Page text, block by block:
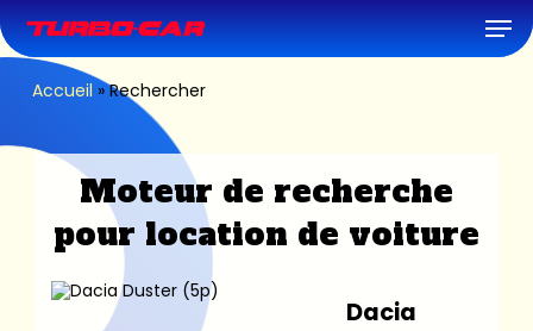
to
main
content
Accueil »Rechercher
Moteur de recherche
pour location de voiture
Dacia